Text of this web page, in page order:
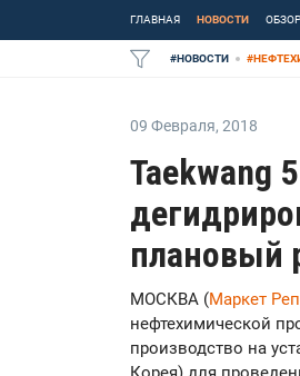
ГЛАВНАЯ НОВОСТИ
#НОВОСТИ #
09 Февраля, 2018
Taekwang
плановый
МОСКВА (Маркет
нефтехимической
производство на